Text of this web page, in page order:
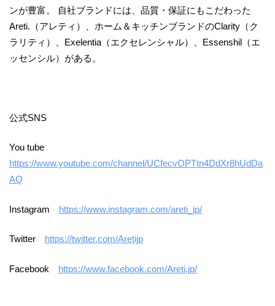
ンが豊富。 自社ブランドには、品質・保証にもこだわった
Areti.（アレティ）、ホーム＆キッチンブランドのClarity（ク
ラリティ）、Exelentia（エクセレンシャル）、Essenshil（エ
ッセンシル）がある。
公式SNS
You tube
https://www.youtube.com/channel/UCfecvOPTtn4DdXr8hUdDa
AQ
Instagram https://www.instagram.com/areti_jp/
Twitter https://twitter.com/Aretijp
Facebook https://www.facebook.com/Areti.jp/